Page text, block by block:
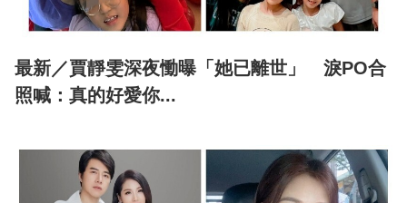
最新／賈靜雯深夜慟曝「她已離世」 淚PO合
照喊：真的好愛你...